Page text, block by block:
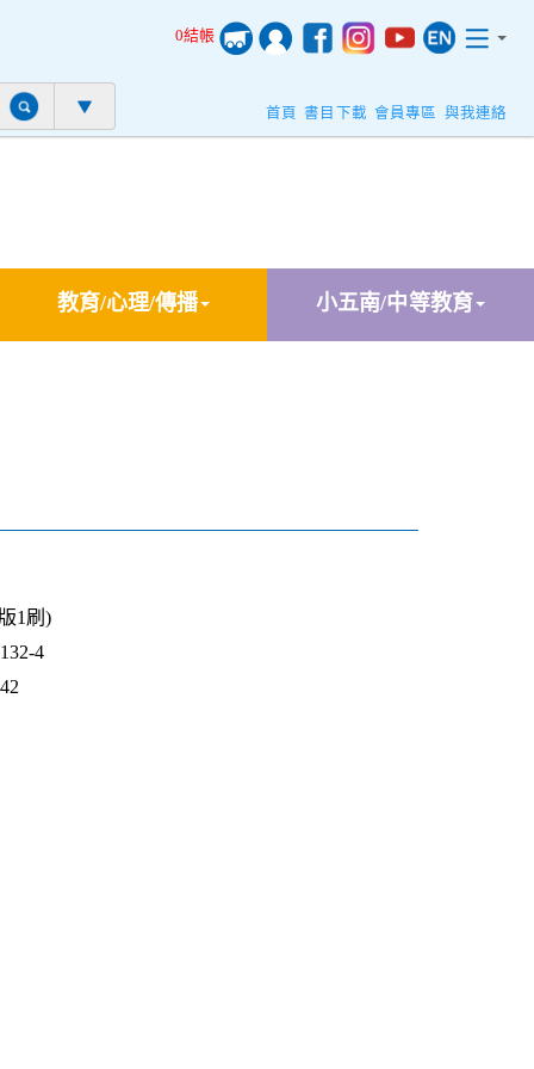
0結帳
首頁 書目下載 會員專區 與我連絡
教育/心理/傳播 小五南/中等教育
1刷)
4